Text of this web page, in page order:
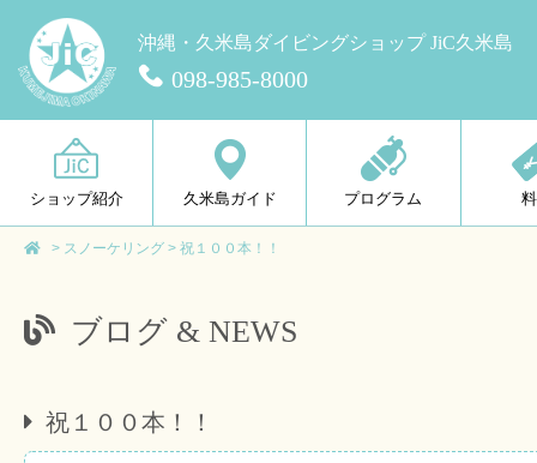
沖縄・久米島ダイビングショップ JiC久米島
098-985-8000
ショップ紹介 久米島ガイド プログラム
> スノーケリング > 祝１００本！！
ブログ & NEWS
祝１００本！！